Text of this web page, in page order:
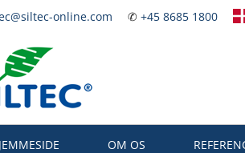
online.com ✆ +45 8685 1800
OM OS